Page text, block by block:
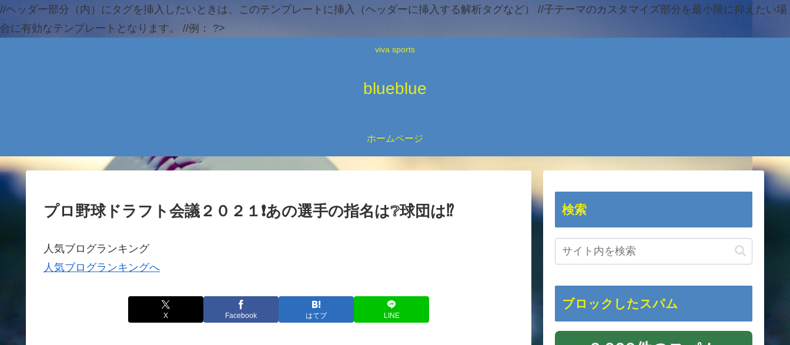
//ヘッダー部分（内）にタグを挿入したいときは、このテンプレートに挿入（ヘッダーに挿入する解析タグなど） //子テーマのカスタマイズ部分を最小限に抑えたい場
合に有効なテンプレートとなります。 //例：
?>
viva sports
blueblue
ホームページ
プロ野球ドラフト会議２０２１❗あの選手の指名は❔球団は⁉️
人気ブログランキング
人気ブログランキングへ
X Facebook はてブ LINE
検索
ブロックしたスパム